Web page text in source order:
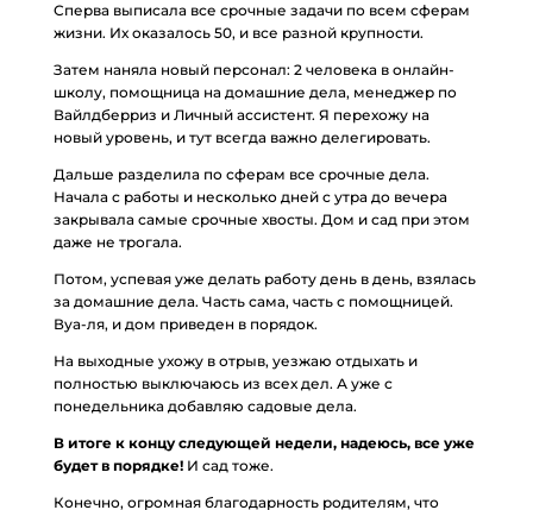
Сперва выписала все срочные задачи по всем сферам
жизни. Их оказалось 50, и все разной крупности.
Затем наняла новый персонал: 2 человека в онлайн-
школу, помощница на домашние дела, менеджер по
Вайлдберриз и Личный ассистент. Я перехожу на
новый уровень, и тут всегда важно делегировать.
Дальше разделила по сферам все срочные дела.
Начала с работы и несколько дней с утра до вечера
закрывала самые срочные хвосты. Дом и сад при этом
даже не трогала.
Потом, успевая уже делать работу день в день, взялась
за домашние дела. Часть сама, часть с помощницей.
Вуа-ля, и дом приведен в порядок.
На выходные ухожу в отрыв, уезжаю отдыхать и
полностью выключаюсь из всех дел. А уже с
понедельника добавляю садовые дела.
В итоге к концу следующей недели, надеюсь, все уже
будет в порядке!И сад тоже.
Конечно, огромная благодарность родителям, что